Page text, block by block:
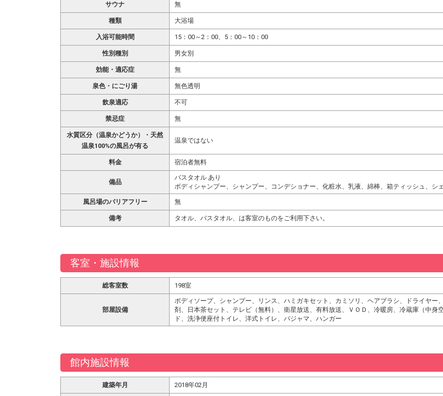
サウナ 無
種類 大浴場
入浴可能時間 15：00～2：00、5：00～10：00
性別種別 男女別
効能・適応症 無
泉色・にごり湯 無色透明
飲泉適応 不可
禁忌症 無
水質区分（温泉かどうか）・天然
温泉100%の風呂が有る
温泉ではない
料金 宿泊者無料
備品
バスタオル あり
ボディシャンプー、シャンプー、コンデショナー、化粧水、乳液、綿棒、箱ティッシュ、シ
風呂場のバリアフリー 無
備考 タオル、バスタオル、は客室のものをご利用下さい。
客室・施設情報
総客室数 198室
部屋設備
ボディソープ、シャンプー、リンス、ハミガキセット、カミソリ、ヘアブラシ、ドライヤ
剤、日本茶セット、テレビ（無料）、衛星放送、有料放送、ＶＯＤ、冷暖房、冷蔵庫（中身
ド、洗浄便座付トイレ、洋式トイレ、パジャマ、ハンガー
館内施設情報
建築年月 2018年02月